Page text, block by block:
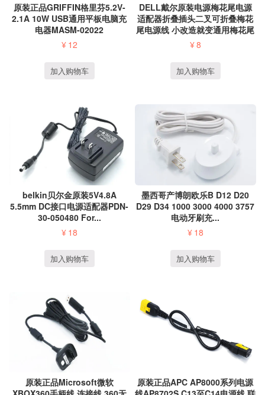
原装正品GRIFFIN格里芬5.2V-
2.1A 10W USB通用平板电脑充
电器MASM-02022
¥ 12
加入购物车
DELL戴尔原装电源梅花尾电源
适配器折叠插头二叉可折叠梅花
尾电源线 小改造就变通用梅花尾
笔记本侧插直...
¥8
加入购物车
belkin贝尔金原装5V4.8A
5.5mm DC接口电源适配器PDN-
30-050480 For...
¥ 18
加入购物车
墨西哥产博朗欧乐B D12 D20
D29 D34 1000 3000 4000 3757
电动牙刷充...
¥ 18
加入购物车
原装正品Microsoft微软
原装正品APC AP8000系列电源